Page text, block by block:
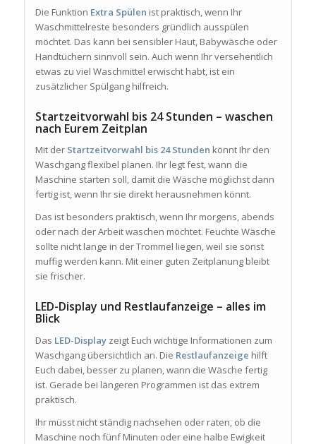
Die Funktion Extra Spülen ist praktisch, wenn Ihr
Waschmittelreste besonders gründlich ausspülen
möchtet. Das kann bei sensibler Haut, Babywäsche oder
Handtüchern sinnvoll sein. Auch wenn Ihr versehentlich
etwas zu viel Waschmittel erwischt habt, ist ein
zusätzlicher Spülgang hilfreich.
Startzeitvorwahl bis 24 Stunden – waschen
nach Eurem Zeitplan
Mit der Startzeitvorwahl bis 24 Stunden könnt Ihr den
Waschgang flexibel planen. Ihr legt fest, wann die
Maschine starten soll, damit die Wäsche möglichst dann
fertig ist, wenn Ihr sie direkt herausnehmen könnt.
Das ist besonders praktisch, wenn Ihr morgens, abends
oder nach der Arbeit waschen möchtet. Feuchte Wäsche
sollte nicht lange in der Trommel liegen, weil sie sonst
muffig werden kann. Mit einer guten Zeitplanung bleibt
sie frischer.
LED-Display und Restlaufanzeige – alles im
Blick
Das LED-Displayzeigt Euch wichtige Informationen zum
Waschgang übersichtlich an. Die Restlaufanzeige hilft
Euch dabei, besser zu planen, wann die Wäsche fertig
ist. Gerade bei längeren Programmen ist das extrem
praktisch.
Ihr müsst nicht ständig nachsehen oder raten, ob die
Maschine noch fünf Minuten oder eine halbe Ewigkeit